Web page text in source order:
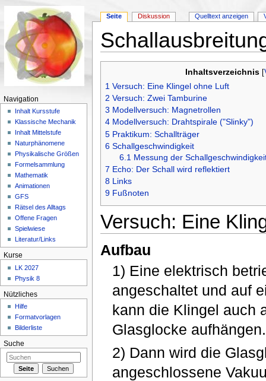
Inhaltsverzeichnis[
1 Versuch: Eine Klingel ohne Luft
2 Versuch: Zwei Tamburine
3 Modellversuch: Magnetrollen
4 Modellversuch: Drahtspirale ("Slinky")
5 Praktikum: Schallträger
6 Schallgeschwindigkeit
6.1 Messung der
7 Echo: Der Schall wird reflektiert
8 Links
9 Fußnoten
Versuch: Eine
Aufbau
1) Eine elektrisch
angeschaltet und auf
kann die Klingel auch
Glasglocke aufhängen.
2) Dann wird die
angeschlossene
Seite Diskussion Quelltext anzeigen
Navigation
Inhalt Kursstufe
Klassische Mechanik
Inhalt Mittelstufe
Naturphänomene
Physikalische Größen
Formelsammlung
Mathematik
Animationen
GFS
Rätsel des Alltags
Offene Fragen
Spielwiese
Literatur/Links
Kurse
LK 2027
Physik 8
Nützliches
Hilfe
Formatvorlagen
Bilderliste
Suche